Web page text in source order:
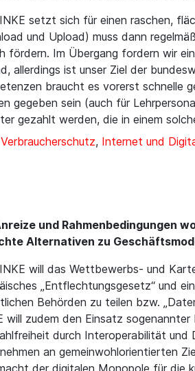
setzt sich für einen raschen,
und Upload) muss dann
fördern. Im Übergang fordern wir
allerdings ist unser Ziel der
braucht es vorerst schnelle
gegeben sein (auch für
gezahlt werden, die in einem
Verbraucherschutz, Internet und
und Rahmenbedingungen
Alternativen zu
will das Wettbewerbs- und
„Entflechtungsgesetz“ und
Behörden zu teilen bzw.
will zudem den Einsatz
durch Interoperabilität
an gemeinwohlorientierten
der digitalen Monopole für die